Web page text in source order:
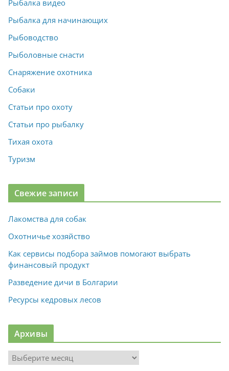
Рыбалка видео
Рыбалка для начинающих
Рыбоводство
Рыболовные снасти
Снаряжение охотника
Собаки
Статьи про охоту
Статьи про рыбалку
Тихая охота
Туризм
Свежие записи
Лакомства для собак
Охотничье хозяйство
Как сервисы подбора займов помогают выбрать
финансовый продукт
Разведение дичи в Болгарии
Ресурсы кедровых лесов
Архивы